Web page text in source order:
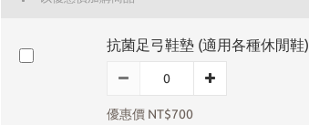
抗菌足弓鞋墊 (適用各種休閒鞋)
優惠價 NT$700